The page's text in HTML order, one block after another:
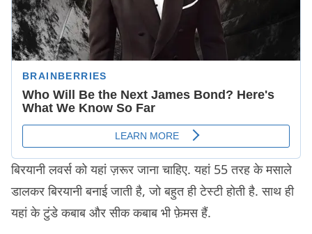
बिरयानी लवर्स को यहां ज़रूर जाना चाहिए. यहां 55 तरह के मसाले
डालकर बिरयानी बनाई जाती है, जो बहुत ही टेस्टी होती है. साथ ही
यहां के टुंडे कबाब और सीक कबाब भी फ़ेमस हैं.